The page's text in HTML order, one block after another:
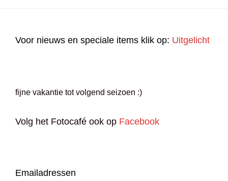
Voor nieuws en speciale items klik op: Uitgelicht
fijne vakantie tot volgend seizoen :)
Volg het Fotocafé ook op Facebook
Emailadressen